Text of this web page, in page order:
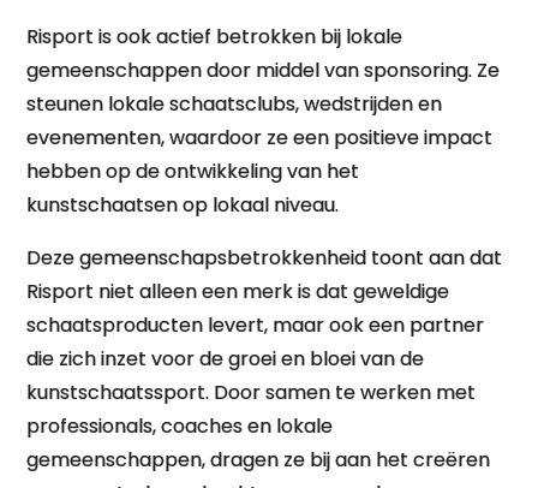
Risport is ook actief betrokken bij lokale
gemeenschappen door middel van sponsoring. Ze
steunen lokale schaatsclubs, wedstrijden en
evenementen, waardoor ze een positieve impact
hebben op de ontwikkeling van het
kunstschaatsen op lokaal niveau.
Deze gemeenschapsbetrokkenheid toont aan dat
Risport niet alleen een merk is dat geweldige
schaatsproducten levert, maar ook een partner
die zich inzet voor de groei en bloei van de
kunstschaatssport. Door samen te werken met
professionals, coaches en lokale
gemeenschappen, dragen ze bij aan het creëren